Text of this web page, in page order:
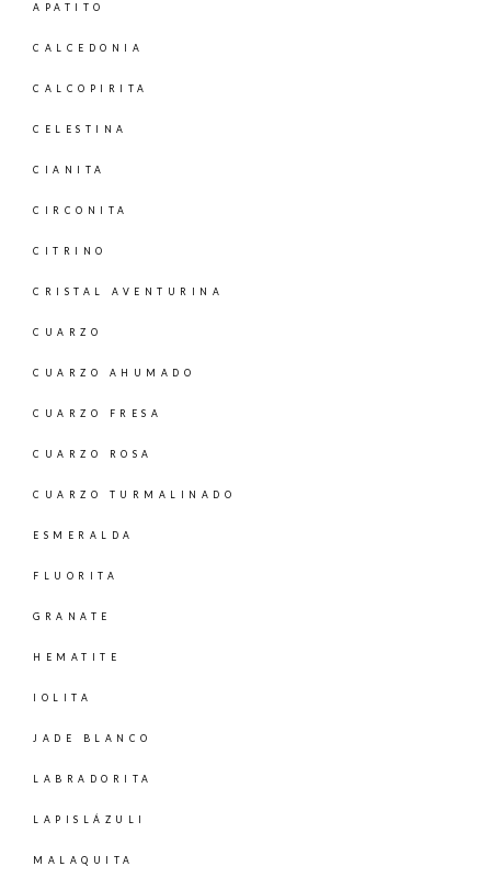
APATITO
CALCEDONIA
CALCOPIRITA
CELESTINA
CIANITA
CIRCONITA
CITRINO
CRISTAL AVENTURINA
CUARZO
CUARZO AHUMADO
CUARZO FRESA
CUARZO ROSA
CUARZO TURMALINADO
ESMERALDA
FLUORITA
GRANATE
HEMATITE
IOLITA
JADE BLANCO
LABRADORITA
LAPISLÁZULI
MALAQUITA